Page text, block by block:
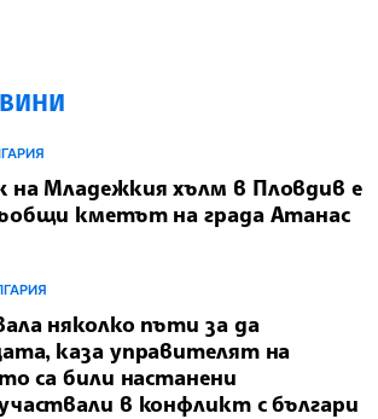
Младежкия хълм в Пловдив е
кметът на града Атанас
няколко пъти за да
каза управителят на
са били настанени
в конфликт с българи